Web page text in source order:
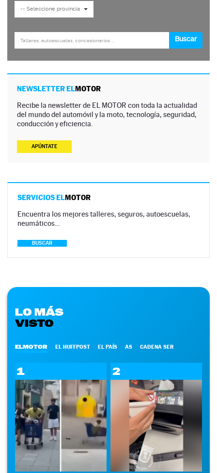
NEWSLETTER ELMOTOR
Recibe la newsletter de EL MOTOR con toda la actualidad
del mundo del automóvil y la moto, tecnología, seguridad,
conducción y eficiencia.
APÚNTATE
SERVICIOS ELMOTOR
Encuentra los mejores talleres, seguros, autoescuelas,
neumáticos…
BUSCAR
LO MÁS
VISTO
ELMOTOR EL HUFFPOST EL PAÍS AS CADENA SER
1 2